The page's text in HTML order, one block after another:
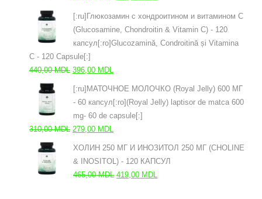
составляла
310,00 MDL.
[:ru]Глюкозамин с хондроитином и витамином С
(Glucosamine, Chondroitin & Vitamin C) - 120
капсул[:ro]Glucozamină, Condroitină și Vitamina
C - 120 Capsule[:]
440,00MDL Первоначальная
396,00 MDL
[:ru]МАТОЧНОЕ МОЛОЧКО (Royal Jelly) 600 МГ
- 60 капсул[:ro](Royal Jelly) laptisor de matca 600
mg- 60 de capsule[:]
310,00MDL Первоначальная
279,00 MDL
ХОЛИН 250 МГ И ИНОЗИТОЛ 250 МГ (CHOLINE
& INOSITOL) - 120 КАПСУЛ
465,00MDL Первоначальная
419,00 MDL